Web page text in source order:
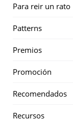
Para reir un rato
Patterns
Premios
Promoción
Recomendados
Recursos